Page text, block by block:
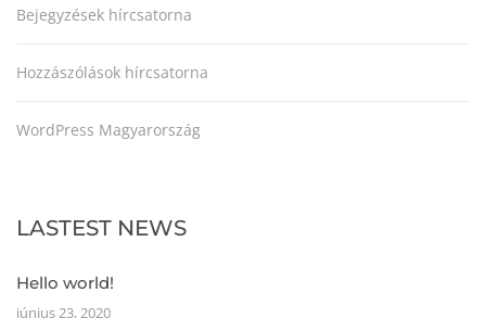
Bejegyzések hírcsatorna
Hozzászólások hírcsatorna
WordPress Magyarország
LASTEST NEWS
Hello world!
június 23, 2020